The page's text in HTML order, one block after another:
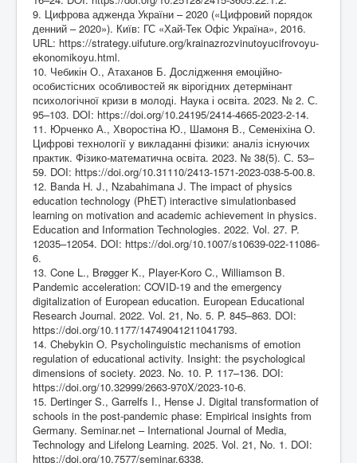
9. Цифрова адженда України – 2020 («Цифровий порядок
денний – 2020»). Київ: ГС «Хай-Тек Офіс Україна», 2016.
URL: https://strategy.uifuture.org/krainazrozvinutoyucifrovoyu-
ekonomikoyu.html.
10. Чебикін О., Атаханов Б. Дослідження емоційно-
особистісних особливостей як вірогідних детермінант
психологічної кризи в молоді. Наука і освіта. 2023. № 2. С.
95–103. DOI: https://doi.org/10.24195/2414-4665-2023-2-14.
11. Юрченко А., Хворостіна Ю., Шамоня В., Семеніхіна О.
Цифрові технології у викладанні фізики: аналіз існуючих
практик. Фізико-математична освіта. 2023. № 38(5). С. 53–
59. DOI: https://doi.org/10.31110/2413-1571-2023-038-5-00.8.
12. Banda H. J., Nzabahimana J. The impact of physics
education technology (PhET) interactive simulationbased
learning on motivation and academic achievement in physics.
Education and Information Technologies. 2022. Vol. 27. P.
12035–12054. DOI: https://doi.org/10.1007/s10639-022-11086-
6.
13. Cone L., Brøgger K., Player-Koro C., Williamson B.
Pandemic acceleration: COVID-19 and the emergency
digitalization of European education. European Educational
Research Journal. 2022. Vol. 21, No. 5. P. 845–863. DOI:
https://doi.org/10.1177/14749041211041793.
14. Chebykin O. Psycholinguistic mechanisms of emotion
regulation of educational activity. Insight: the psychological
dimensions of society. 2023. No. 10. P. 117–136. DOI:
https://doi.org/10.32999/2663-970X/2023-10-6.
15. Dertinger S., Garrelfs I., Hense J. Digital transformation of
schools in the post-pandemic phase: Empirical insights from
Germany. Seminar.net – International Journal of Media,
Technology and Lifelong Learning. 2025. Vol. 21, No. 1. DOI:
https://doi.org/10.7577/seminar.6338.